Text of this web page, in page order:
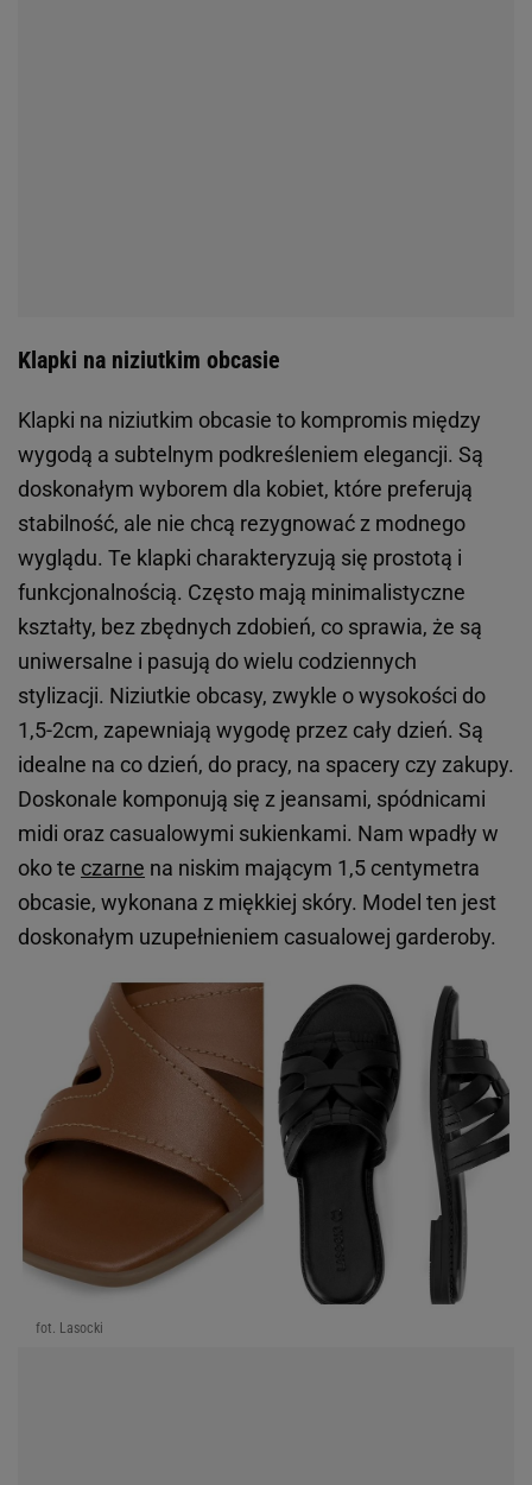
Klapki na niziutkim obcasie
Klapki na niziutkim obcasie to kompromis między
wygodą a subtelnym podkreśleniem elegancji. Są
doskonałym wyborem dla kobiet, które preferują
stabilność, ale nie chcą rezygnować z modnego
wyglądu. Te klapki charakteryzują się prostotą i
funkcjonalnością. Często mają minimalistyczne
kształty, bez zbędnych zdobień, co sprawia, że są
uniwersalne i pasują do wielu codziennych
stylizacji. Niziutkie obcasy, zwykle o wysokości do
1,5-2cm, zapewniają wygodę przez cały dzień. Są
idealne na co dzień, do pracy, na spacery czy zakupy.
Doskonale komponują się z jeansami, spódnicami
midi oraz casualowymi sukienkami. Nam wpadły w
oko te czarne na niskim mającym 1,5 centymetra
obcasie, wykonana z miękkiej skóry. Model ten jest
doskonałym uzupełnieniem casualowej garderoby.
fot. Lasocki